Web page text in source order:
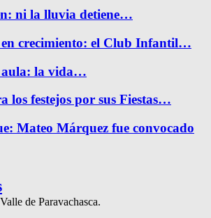
ni la lluvia detiene…
crecimiento: el Club Infantil…
aula: la vida…
los festejos por sus Fiestas…
Mateo Márquez fue convocado
de Paravachasca.